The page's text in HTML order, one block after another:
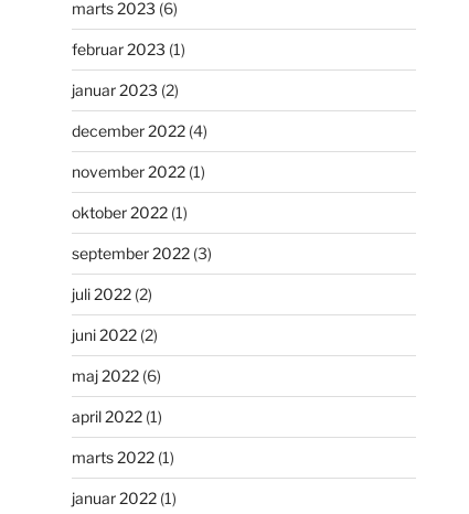
marts 2023 (6)
februar 2023 (1)
januar 2023 (2)
december 2022 (4)
november 2022 (1)
oktober 2022 (1)
september 2022 (3)
juli 2022 (2)
juni 2022 (2)
maj 2022 (6)
april 2022 (1)
marts 2022 (1)
januar 2022 (1)